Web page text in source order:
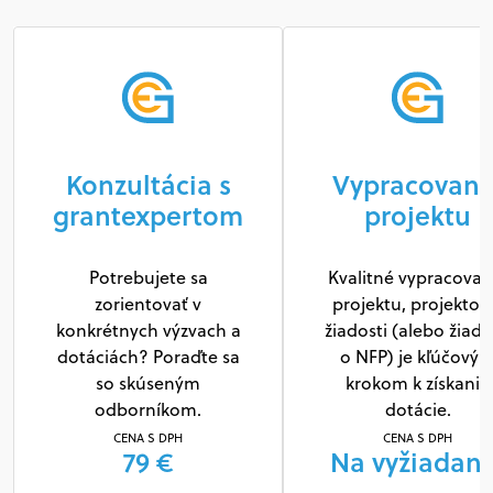
Konzultácia s
grantexpertom
Potrebujete sa
zorientovať v
konkrétnych výzvach a
dotáciách? Poraďte sa
so skúseným
odborníkom.
CENA S DPH
79 €
projektu
Kvalitné
projektu,
žiadosti (alebo
o NFP) je
krokom k získaniu
dotácie.
CENA S DPH
Na